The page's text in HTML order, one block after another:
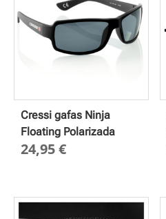
Cressi gafas Ninja
Floating Polarizada
24,95€